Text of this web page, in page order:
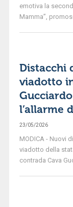
emotiva la
Mamma”,
Distacchi
viadotto
l’allarme
23/05/2026
MODICA - Nuovi
viadotto della
contrada Cava